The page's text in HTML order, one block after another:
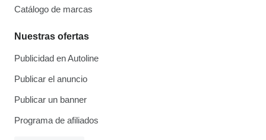
Catálogo de marcas
Nuestras ofertas
Publicidad en Autoline
Publicar el anuncio
Publicar un banner
Programa de afiliados